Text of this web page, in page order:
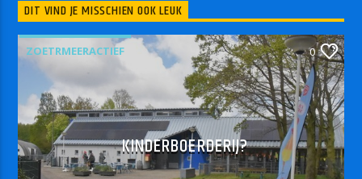
DIT VIND JE MISSCHIEN OOK LEUK
ZOETRMEERACTIEF 0
KINDERBOERDERIJ?